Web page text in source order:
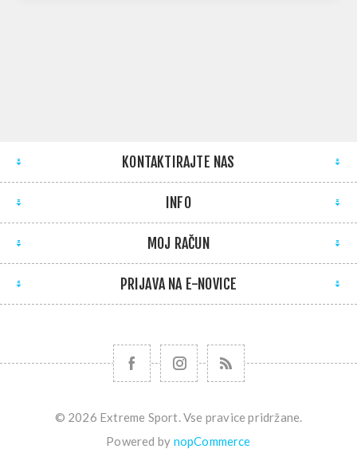
KONTAKTIRAJTE NAS
INFO
MOJ RAČUN
PRIJAVA NA E-NOVICE
© 2026 Extreme Sport. Vse pravice pridržane.
Powered by nopCommerce